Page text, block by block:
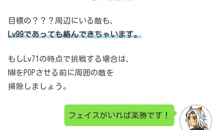
目標の？？？周辺にいる敵も、
Lv99であっても絡んできちゃいます。
もしLv71の時点で挑戦する場合は、
NMをPOPさせる前に周囲の敵を
掃除しましょう。
フェイスがいれば楽勝です！